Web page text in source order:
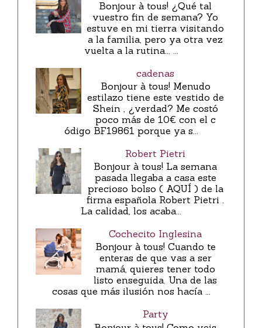
Bonjour à tous! ¿Qué tal
vuestro fin de semana? Yo
estuve en mi tierra visitando
a la familia, pero ya otra vez
vuelta a la rutina... ...
cadenas
Bonjour à tous! Menudo
estilazo tiene este vestido de
Shein , ¿verdad? Me costó
poco más de 10€ con el c
ódigo BF19861 porque ya s...
Robert Pietri
Bonjour à tous! La semana
pasada llegaba a casa este
precioso bolso ( AQUÍ ) de la
firma española Robert Pietri .
La calidad, los acaba...
Cochecito Inglesina
Bonjour à tous! Cuando te
enteras de que vas a ser
mamá, quieres tener todo
listo enseguida. Una de las
cosas que más ilusión nos hacía ...
Party